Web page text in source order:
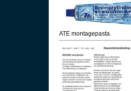
ATE montagepasta.